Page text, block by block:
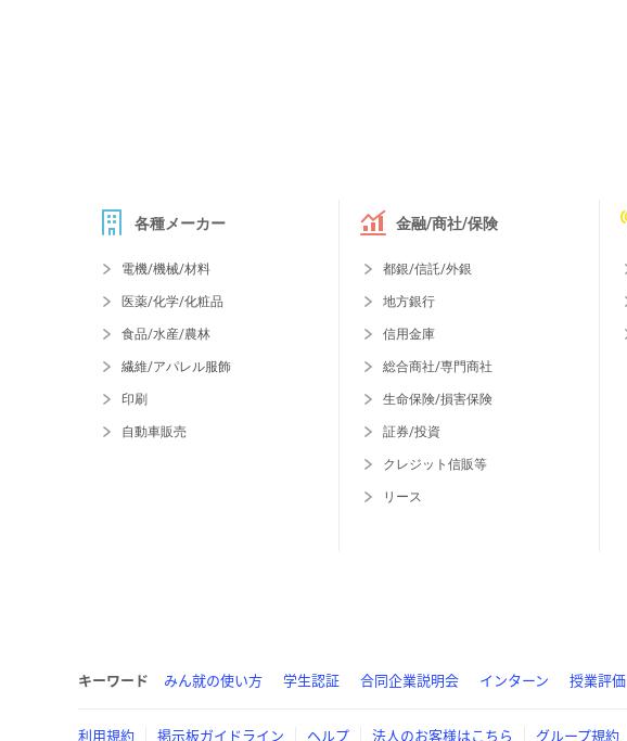
各種メーカー
電機/機械/材料
医薬/化学/化粧品
食品/水産/農林
繊維/アパレル服飾
印刷
自動車販売
金融/商社/保険
都銀/信託/外銀
地方銀行
信用金庫
総合商社/専門商社
生命保険/損害保険
証券/投資
クレジット信販等
リース
キーワード みん就の使い方 学生認証 合同企業説明会 インターン 授業評価
利用規約 掲示板ガイドライン ヘルプ 法人のお客様はこちら グループ規約